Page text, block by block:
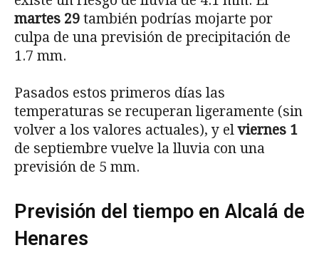
martes 29 también podrías mojarte por
culpa de una previsión de precipitación de
1.7 mm.
Pasados estos primeros días las
temperaturas se recuperan ligeramente (sin
volver a los valores actuales), y elviernes 1
de septiembre vuelve la lluvia con una
previsión de 5 mm.
Previsión del tiempo en Alcalá de
Henares